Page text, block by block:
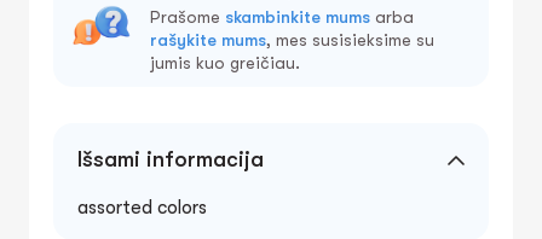
Prašome skambinkite mums arba
rašykite mums, mes susisieksime su
jumis kuo greičiau.
Išsami informacija
assorted colors